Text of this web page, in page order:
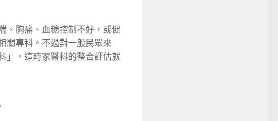
、胸痛、血糖控制不好，或健
關專科。不過對一般民眾來
」，這時家醫科的整合評估就